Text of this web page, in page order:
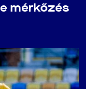
mérkőzés